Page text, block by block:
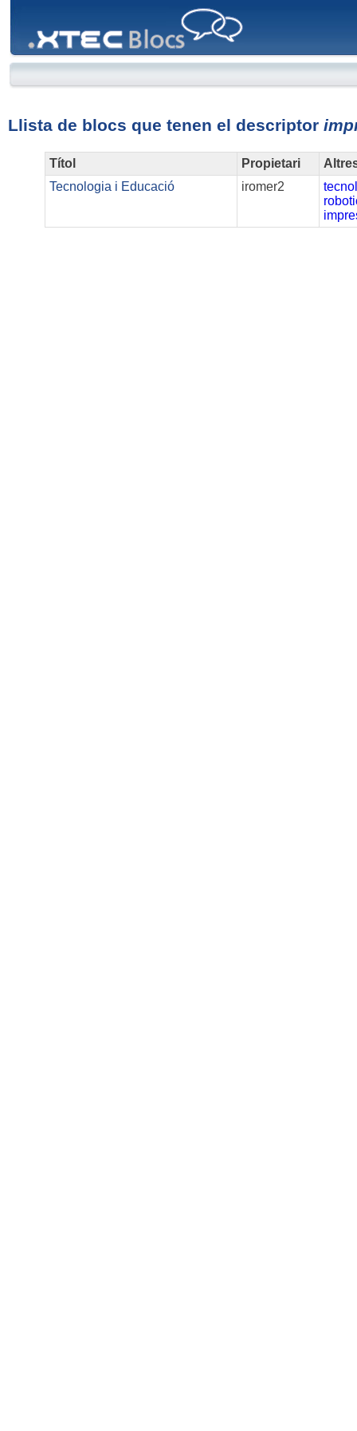
Llista de blocs que tenen el descriptor
Títol Propietari
Tecnologia i Educació
iromer2